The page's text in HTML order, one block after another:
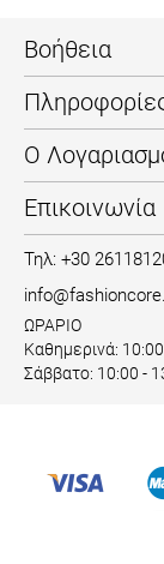
Βοήθεια
Ο
Επικοινωνία
Τηλ: +30
ΩΡΑΡΙΟ
Καθημερινά:
Σάββατο: 10:00 -